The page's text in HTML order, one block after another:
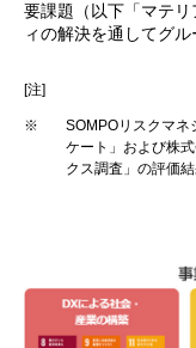
要課題（以下「マテ
ィの解決を通してグ
[注]
※
SOMPOリスクマネ
ケート」および株
クス調査」の評価